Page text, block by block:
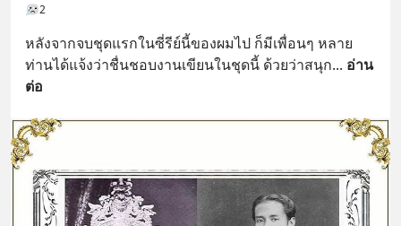
2
หลังจากจบชุดแรกในซี่รีย์นี้ของผมไป ก็มีเพื่อนๆ หลาย
ท่านได้แจ้งว่าชื่นชอบงานเขียนในชุดนี้ ด้วยว่าสนุก... อ่าน
ต่อ